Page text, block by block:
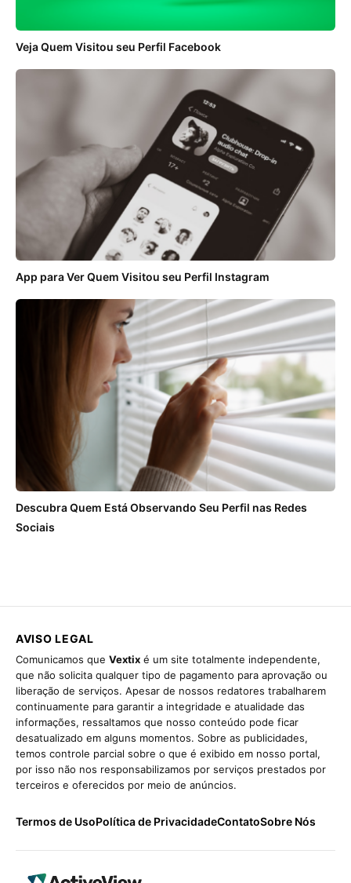
Veja Quem Visitou seu Perfil Facebook
App para Ver Quem Visitou seu Perfil Instagram
Descubra Quem Está Observando Seu Perfil nas Redes
Sociais
AVISO LEGAL
Comunicamos que Vextix é um site totalmente independente,
que não solicita qualquer tipo de pagamento para aprovação ou
liberação de serviços. Apesar de nossos redatores trabalharem
continuamente para garantir a integridade e atualidade das
informações, ressaltamos que nosso conteúdo pode ficar
desatualizado em alguns momentos. Sobre as publicidades,
temos controle parcial sobre o que é exibido em nosso portal,
por isso não nos responsabilizamos por serviços prestados por
terceiros e oferecidos por meio de anúncios.
Termos de UsoPolítica de PrivacidadeContatoSobre Nós